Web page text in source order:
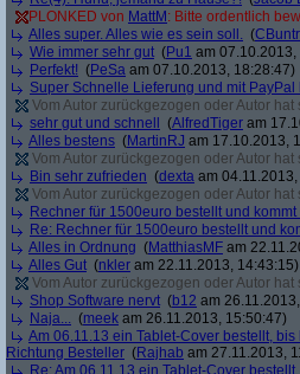
PLONKED von MattM : Bitte ordentlich
Alles super. Alles wie es sein soll. (
Wie immer sehr gut (Pu1 am 07.10.2013,
Perfekt! (PeSa am 07.10.2013, 18:28:47)
Super Schnelle Lieferung und mit PayPal
Vom Autor zurückgezogen oder Autor
sehr gut und schnell
(AlfredTiger am
Alles bestens (MartinRJ am 17.10.2013,
Vom Autor zurückgezogen oder Autor
Bin sehr zufrieden (dexta am
Vom Autor zurückgezogen oder Autor
Rechner für 1500euro bestellt und kommt
Re: Rechner für 1500euro bestellt und
Alles in Ordnung (MatthiasMF am
Alles Gut (nkler am 22.11.2013, 14:43:15)
Vom Autor zurückgezogen oder Autor
Shop Software nervt (b12 am
Naja... (meek am 26.11.2013, 15:50:47)
Am 06.11.13 ein Tablet-Cover bestellt,
Richtung Besteller (Rajhab am 27.11.2013,
Re: Am 06.11.13 ein Tablet-Cover